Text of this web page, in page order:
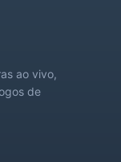
ao vivo,
de